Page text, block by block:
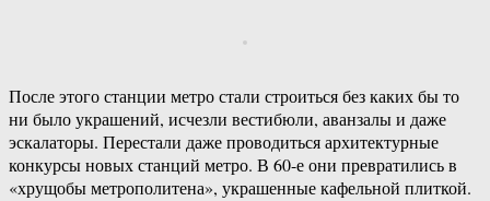
После этого станции метро стали строиться без каких бы то
ни было украшений, исчезли вестибюли, аванзалы и даже
эскалаторы. Перестали даже проводиться архитектурные
конкурсы новых станций метро. В 60-е они превратились в
«хрущобы метрополитена», украшенные кафельной плиткой.